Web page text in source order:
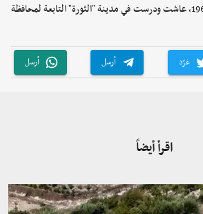
"نجاح" مواليد عفرين 1967، عاشت ودرست في مدينة "الثورة" التابعة لمحافظة
غرّد أرسل أرسل
اقرأ أيضاً